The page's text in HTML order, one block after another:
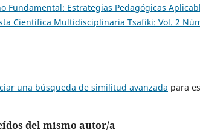
Fundamental: Estrategias Pedagógicas
Científica Multidisciplinaria Tsafiki: Vol. 2
una búsqueda de similitud avanzada para
del mismo autor/a